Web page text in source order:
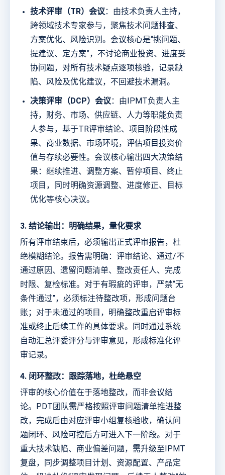
技术评审（TR）会议：由技术负责人主持，
跨领域技术专家参与，聚焦技术问题排查、
方案优化、风险识别。会议核心是“挑问题、
提建议、定方案”，不讨论商业投资、进度妥
协问题，对所有技术疑点逐项核验，记录缺
陷、风险及优化建议，不回避技术漏洞。
决策评审（DCP）会议：由IPMT负责人主
持，财务、市场、供应链、人力等职能负责
人参与，基于TR评审结论、项目阶段性成
果、商业数据、市场环境，评估项目投资价
值与存续必要性。会议核心输出四大决策结
果：继续推进、调整方案、暂停项目、终止
项目，同时明确资源调整、进度修正、目标
优化等核心决议。
3. 结论输出：明确结果，量化要求
所有评审结束后，必须输出正式评审报告，杜
绝模糊结论。报告需明确：评审结论、通过/不
通过原因、遗留问题清单、整改责任人、完成
时限、复检标准。对于有瑕疵的评审，严禁“无
条件通过”，必须标注待整改项，形成问题台
账；对于未通过的项目，明确整改重启评审标
准或终止后续工作的具体要求。同时通过系统
自动汇总评委评分与评审意见，形成标准化评
审记录。
4. 闭环整改：跟踪落地，杜绝悬空
评审的核心价值在于落地整改，而非会议结
论。PDT团队需严格按照评审问题清单推进整
改，完成后由对应评审小组复核验收，确认问
题闭环、风险可控后方可进入下一阶段。对于
重大技术缺陷、商业偏差问题，需升级至IPMT
复盘，同步调整项目计划、资源配置、产品定